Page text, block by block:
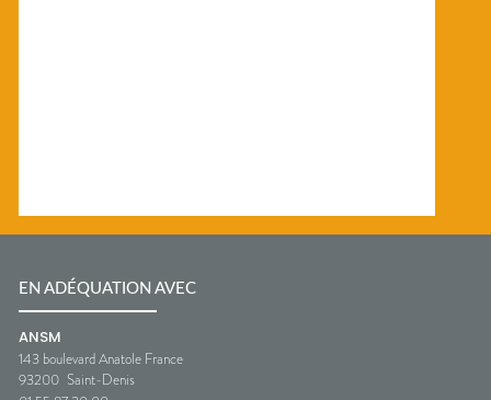
EN ADÉQUATION AVEC
ANSM
143 boulevard Anatole France
93200 Saint-Denis